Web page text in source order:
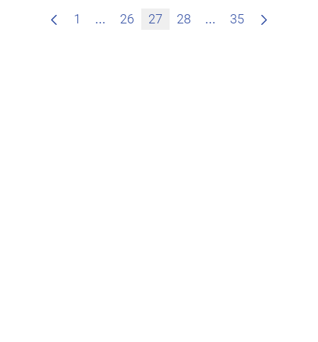
1
... Zwischenseiten Navigieren mit TAB-
26 27 28 ... Zwischenseiten
35